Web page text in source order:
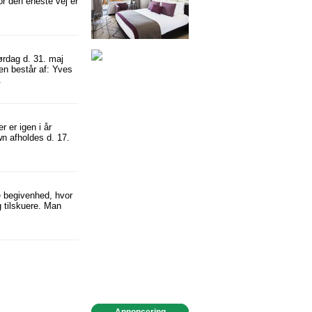
d. 31. maj
består af: Yves
er igen i år
afholdes d. 17.
hvor
tilskuere. Man